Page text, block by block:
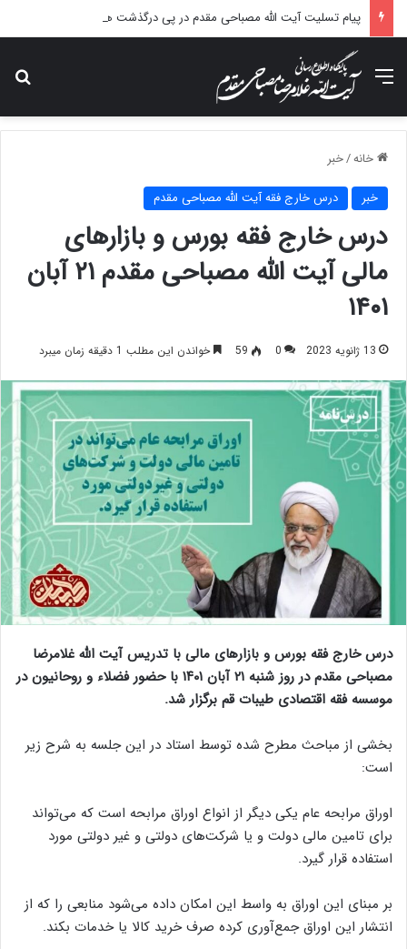
منو
خانه/خبر
خبر درس خارج فقه آیت الله مصباحی مقدم
درس خارج فقه بورس و بازارهای
مالی آیت الله مصباحی مقدم ۲۱ آبان
۱۴۰۱
13 ژانویه 2023 0
59 خواندن این مطلب 1 دقیقه زمان میبرد
درس خارج فقه بورس و بازارهای مالی با تدریس آیت الله غلامرضا
مصباحی مقدم در روز شنبه ۲۱ آبان ۱۴۰۱ با حضور فضلاء و روحانیون در
موسسه فقه اقتصادی طیبات قم برگزار شد.
بخشی از مباحث مطرح شده توسط استاد در این جلسه به شرح زیر
است:
اوراق مرابحه عام یکی دیگر از انواع اوراق مرابحه است که می‌تواند
برای تامین مالی دولت و یا شرکت‌های دولتی و غیر دولتی مورد
استفاده قرار گیرد.
بر مبنای این اوراق به واسط این امکان داده می‌شود منابعی را که از
انتشار این اوراق جمع‌آوری کرده صرف خرید کالا یا خدمات بکند.